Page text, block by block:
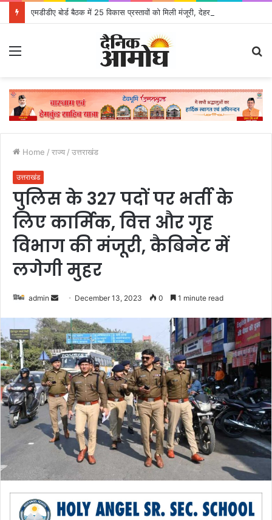
Home / राज्य / उत्तराखंड
उत्तराखंड
पुलिस के 327 पदों पर भर्ती के
लिए कार्मिक, वित्त और गृह
विभाग की मंजूरी, कैबिनेट में
लगेगी मुहर
admin
n
d
a
n
e
m
a
i
l
December 13, 2023 0 1 minute read